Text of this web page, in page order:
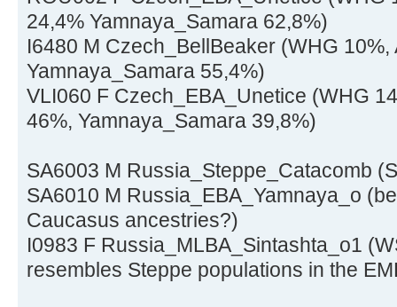
24,4% Yamnaya_Samara 62,8%)
I6480 M Czech_BellBeaker (WHG
Yamnaya_Samara 55,4%)
VLI060 F Czech_EBA_Unetice (WHG
46%, Yamnaya_Samara 39,8%)
SA6003 M Russia_Steppe_Catacomb
SA6010 M Russia_EBA_Yamnaya_o
Caucasus ancestries?)
I0983 F Russia_MLBA_Sintashta_o1
resembles Steppe populations in the